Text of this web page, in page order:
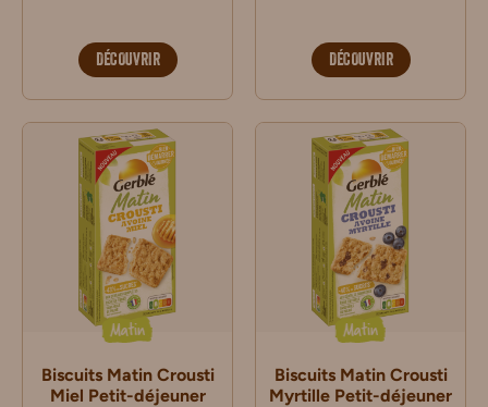
DÉCOUVRIR DÉCOUVRIR
Matin
Biscuits Matin Crousti
Miel Petit-déjeuner
Matin
Biscuits Matin Crousti
Myrtille Petit-déjeuner